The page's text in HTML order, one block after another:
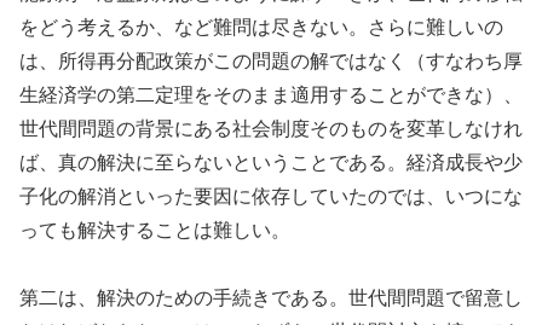
をどう考えるか、など難問は尽きない。さらに難しいの
は、所得再分配政策がこの問題の解ではなく（すなわち厚
生経済学の第二定理をそのまま適用することができな）、
世代間問題の背景にある社会制度そのものを変革しなけれ
ば、真の解決に至らないということである。経済成長や少
子化の解消といった要因に依存していたのでは、いつにな
っても解決することは難しい。
第二は、解決のための手続きである。世代間問題で留意し